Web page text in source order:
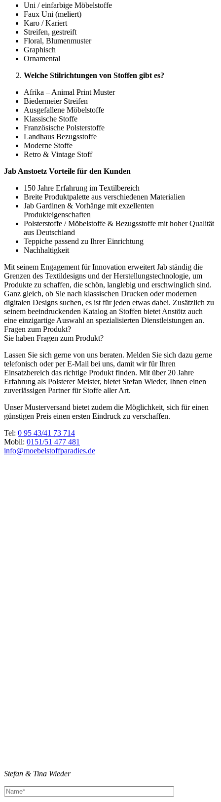
Uni / einfarbige Möbelstoffe
Faux Uni (meliert)
Karo / Kariert
Streifen, gestreift
Floral, Blumenmuster
Graphisch
Ornamental
Welche Stilrichtungen von Stoffen gibt es?
Afrika – Animal Print Muster
Biedermeier Streifen
Ausgefallene Möbelstoffe
Klassische Stoffe
Französische Polsterstoffe
Landhaus Bezugsstoffe
Moderne Stoffe
Retro & Vintage Stoff
Jab Anstoetz Vorteile für den Kunden
150 Jahre Erfahrung im Textilbereich
Breite Produktpalette aus verschiedenen Materialien
Jab Gardinen & Vorhänge mit exzellenten
Produkteigenschaften
Polsterstoffe / Möbelstoffe & Bezugsstoffe mit hoher Qualität
aus Deutschland
Teppiche passend zu Ihrer Einrichtung
Nachhaltigkeit
Mit seinem Engagement für Innovation erweitert Jab ständig die
Grenzen des Textildesigns und der Herstellungstechnologie, um
Produkte zu schaffen, die schön, langlebig und erschwinglich sind.
Ganz gleich, ob Sie nach klassischen Drucken oder modernen
digitalen Designs suchen, es ist für jeden etwas dabei. Zusätzlich zu
seinem beeindruckenden Katalog an Stoffen bietet Anstötz auch
eine einzigartige Auswahl an spezialisierten Dienstleistungen an.
Fragen zum Produkt?
Sie haben Fragen zum Produkt?
Lassen Sie sich gerne von uns beraten. Melden Sie sich dazu gerne
telefonisch oder per E-Mail bei uns, damit wir für Ihren
Einsatzbereich das richtige Produkt finden. Mit über 20 Jahre
Erfahrung als Polsterer Meister, bietet Stefan Wieder, Ihnen einen
zuverlässigen Partner für Stoffe aller Art.
Unser Musterversand bietet zudem die Möglichkeit, sich für einen
günstigen Preis einen ersten Eindruck zu verschaffen.
Tel: 0 95 43/41 73 714
Mobil: 0151/51 477 481
info@moebelstoffparadies.de
Stefan & Tina Wieder